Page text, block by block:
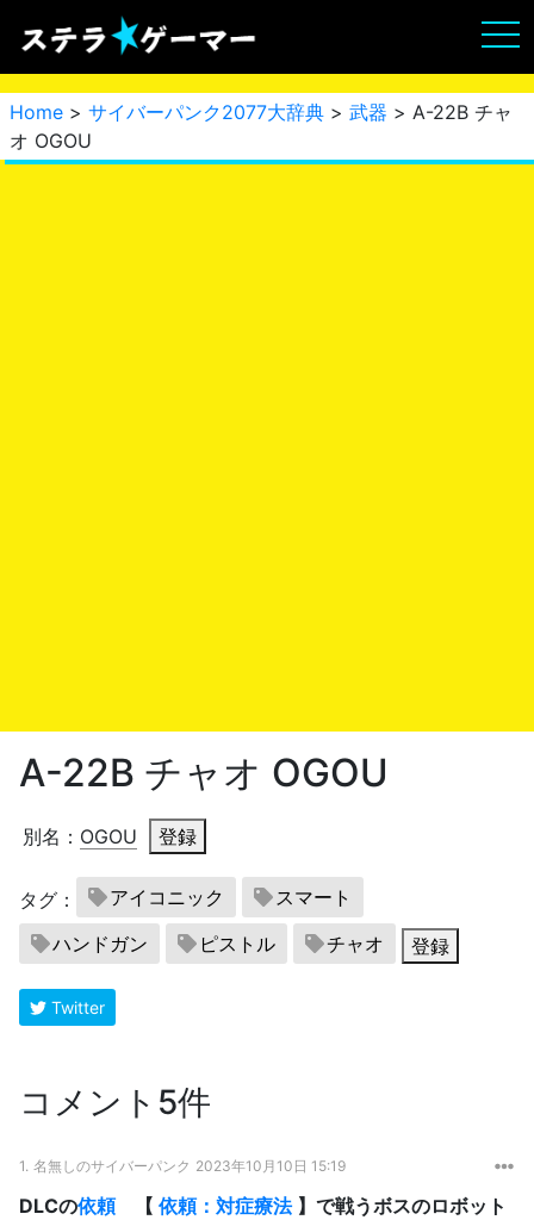
Home > サイバーパンク2077大辞典 > 武器 > A-22B チャ
オ OGOU
A-22B チャオ OGOU
別名： OGOU 登録
タグ： アイコニック
スマート
ハンドガン
ピストル チャオ 登録
Twitter
コメント5件
1. 名無しのサイバーパンク 2023年10月10日 15:19
DLCの依頼【 依頼：対症療法】で戦うボスのロボット